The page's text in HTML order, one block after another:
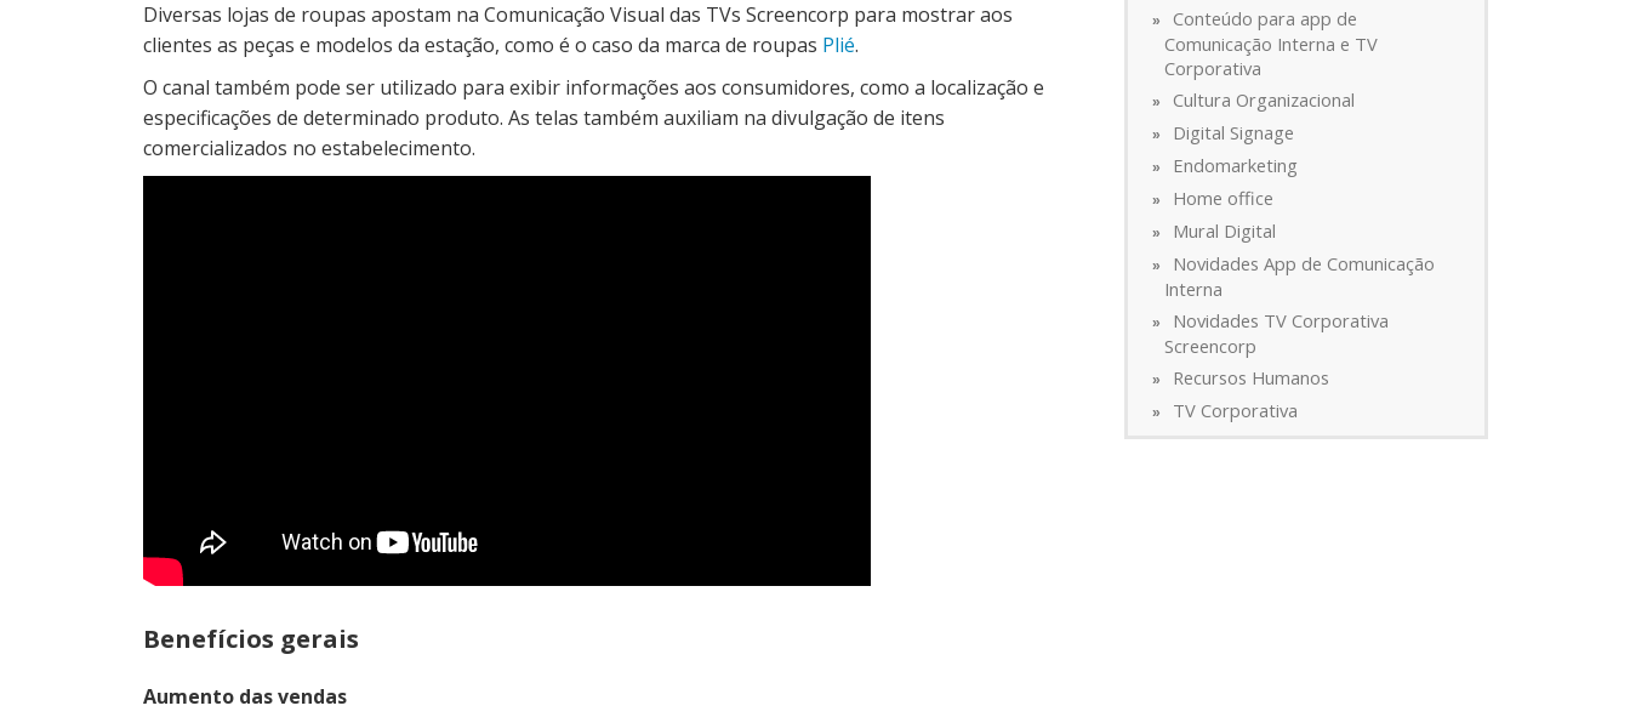
Diversas lojas de roupas apostam na Comunicação Visual das TVs Screencorp para mostrar aos
clientes as peças e modelos da estação, como é o caso da marca de roupas Plié.
O canal também pode ser utilizado para exibir informações aos consumidores, como a localização e
especificações de determinado produto. As telas também auxiliam na divulgação de itens
comercializados no estabelecimento.
Benefícios gerais
Aumento das vendas
Conteúdo para app de
Comunicação Interna e TV
Corporativa
Cultura Organizacional
Digital Signage
Endomarketing
Home office
Mural Digital
Novidades App de Comunicação
Interna
Novidades TV Corporativa
Screencorp
Recursos Humanos
TV Corporativa